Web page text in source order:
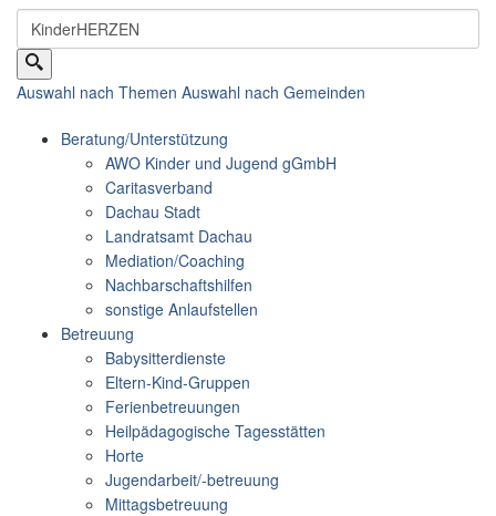
Auswahl nach Themen Auswahl nach Gemeinden
Beratung/Unterstützung
AWO Kinder und Jugend gGmbH
Caritasverband
Dachau Stadt
Landratsamt Dachau
Mediation/Coaching
Nachbarschaftshilfen
sonstige Anlaufstellen
Betreuung
Babysitterdienste
Eltern-Kind-Gruppen
Ferienbetreuungen
Heilpädagogische Tagesstätten
Horte
Jugendarbeit/-betreuung
Mittagsbetreuung